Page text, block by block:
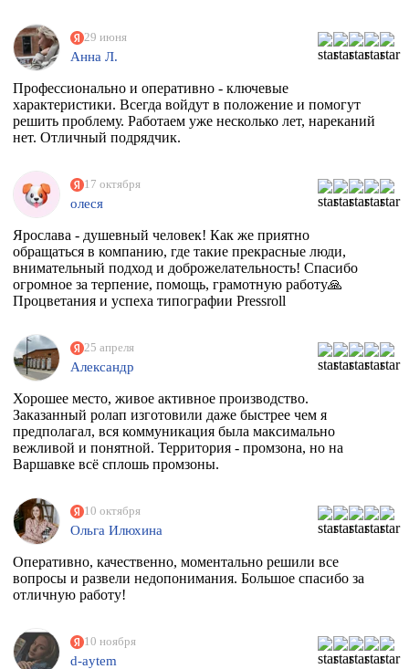
29 июня
Анна Л.
Профессионально и оперативно - ключевые
характеристики. Всегда войдут в положение и помогут
решить проблему. Работаем уже несколько лет, нареканий
нет. Отличный подрядчик.
17 октября
олеся
Ярослава - душевный человек! Как же приятно
обращаться в компанию, где такие прекрасные люди,
внимательный подход и доброжелательность! Спасибо
огромное за терпение, помощь, грамотную работу🙏
Процветания и успеха типографии Pressroll
25 апреля
Александр
Хорошее место, живое активное производство.
Заказанный ролап изготовили даже быстрее чем я
предполагал, вся коммуникация была максимально
вежливой и понятной. Территория - промзона, но на
Варшавке всё сплошь промзоны.
10 октября
Ольга Илюхина
Оперативно, качественно, моментально решили все
вопросы и развели недопонимания. Большое спасибо за
отличную работу!
10 ноября
d-aytem